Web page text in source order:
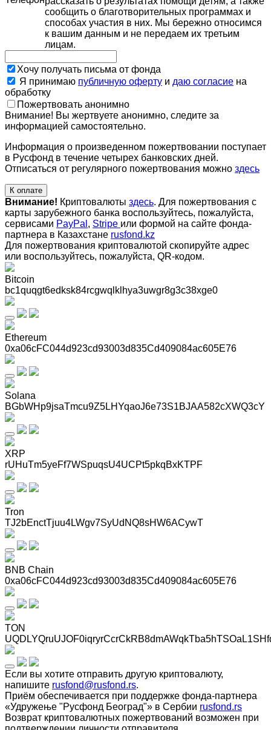
сообщить о благотворительных программах и
способах участия в них. Мы бережно относимся
к вашим данным и не передаем их третьим
лицам.
Хочу получать письма от фонда
Я принимаю публичную оферту и даю согласие на
обработку
Пожертвовать анонимно
Внимание! Вы жертвуете анонимно, следите за
информацией самостоятельно.
Информация о произведенном пожертвовании поступает
в Русфонд в течение четырех банковских дней.
Отписаться от регулярного пожертвования можно здесь
К оплате
Внимание! Криптовалюты здесь. Для пожертвования с
карты зарубежного банка воспользуйтесь, пожалуйста,
сервисами PayPal , Stripe или формой на сайте фонда-
партнера в Казахстане rusfond.kz
Для пожертвования криптовалютой скопируйте адрес
или воспользуйтесь, пожалуйста, QR-кодом.
Bitcoin
bc1quqgt6edksk84rcgwqlklhya3uwgr8g3c38xge0
Ethereum
0xa06cFC044d923cd93003d835Cd409084ac605E76
Solana
BGbWHp9jsaTmcu9Z5LHYqaoJ6e73S1BJAA582cXWQ3cY
XRP
rUHuTm5yeFf7WSpuqsU4UCPt5pkqBxKTPF
Tron
TJ2bEnctTjuu4LWgv7SyUdNQ8sHW6ACywT
BNB Chain
0xa06cFC044d923cd93003d835Cd409084ac605E76
TON
Если вы хотите отправить другую криптовалюту,
напишите rusfond@rusfond.rs.
Приём обеспечивается при поддержке фонда-партнера
«Удружење "Русфонд Београд"» в Сербии rusfond.rs
Возврат криптовалютных пожертвований возможен при